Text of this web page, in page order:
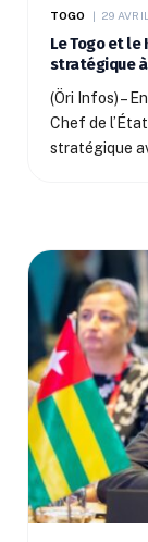
TOGO 29
Le Togo et
stratégique
(Öri Infos) –
Chef de
stratégique